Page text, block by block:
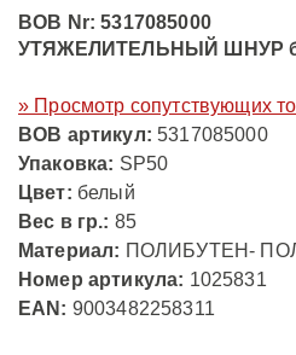
BOB Nr: 5317085000
УТЯЖЕЛИТЕЛЬНЫЙ ШНУР
» Просмотр сопутствующих
ВОВ артикул: 5317085000
Упаковка: SP50
Цвет: белый
Вес в гр.: 85
Материал: ПОЛИБУТЕН-
Номер артикула: 1025831
EAN: 9003482258311